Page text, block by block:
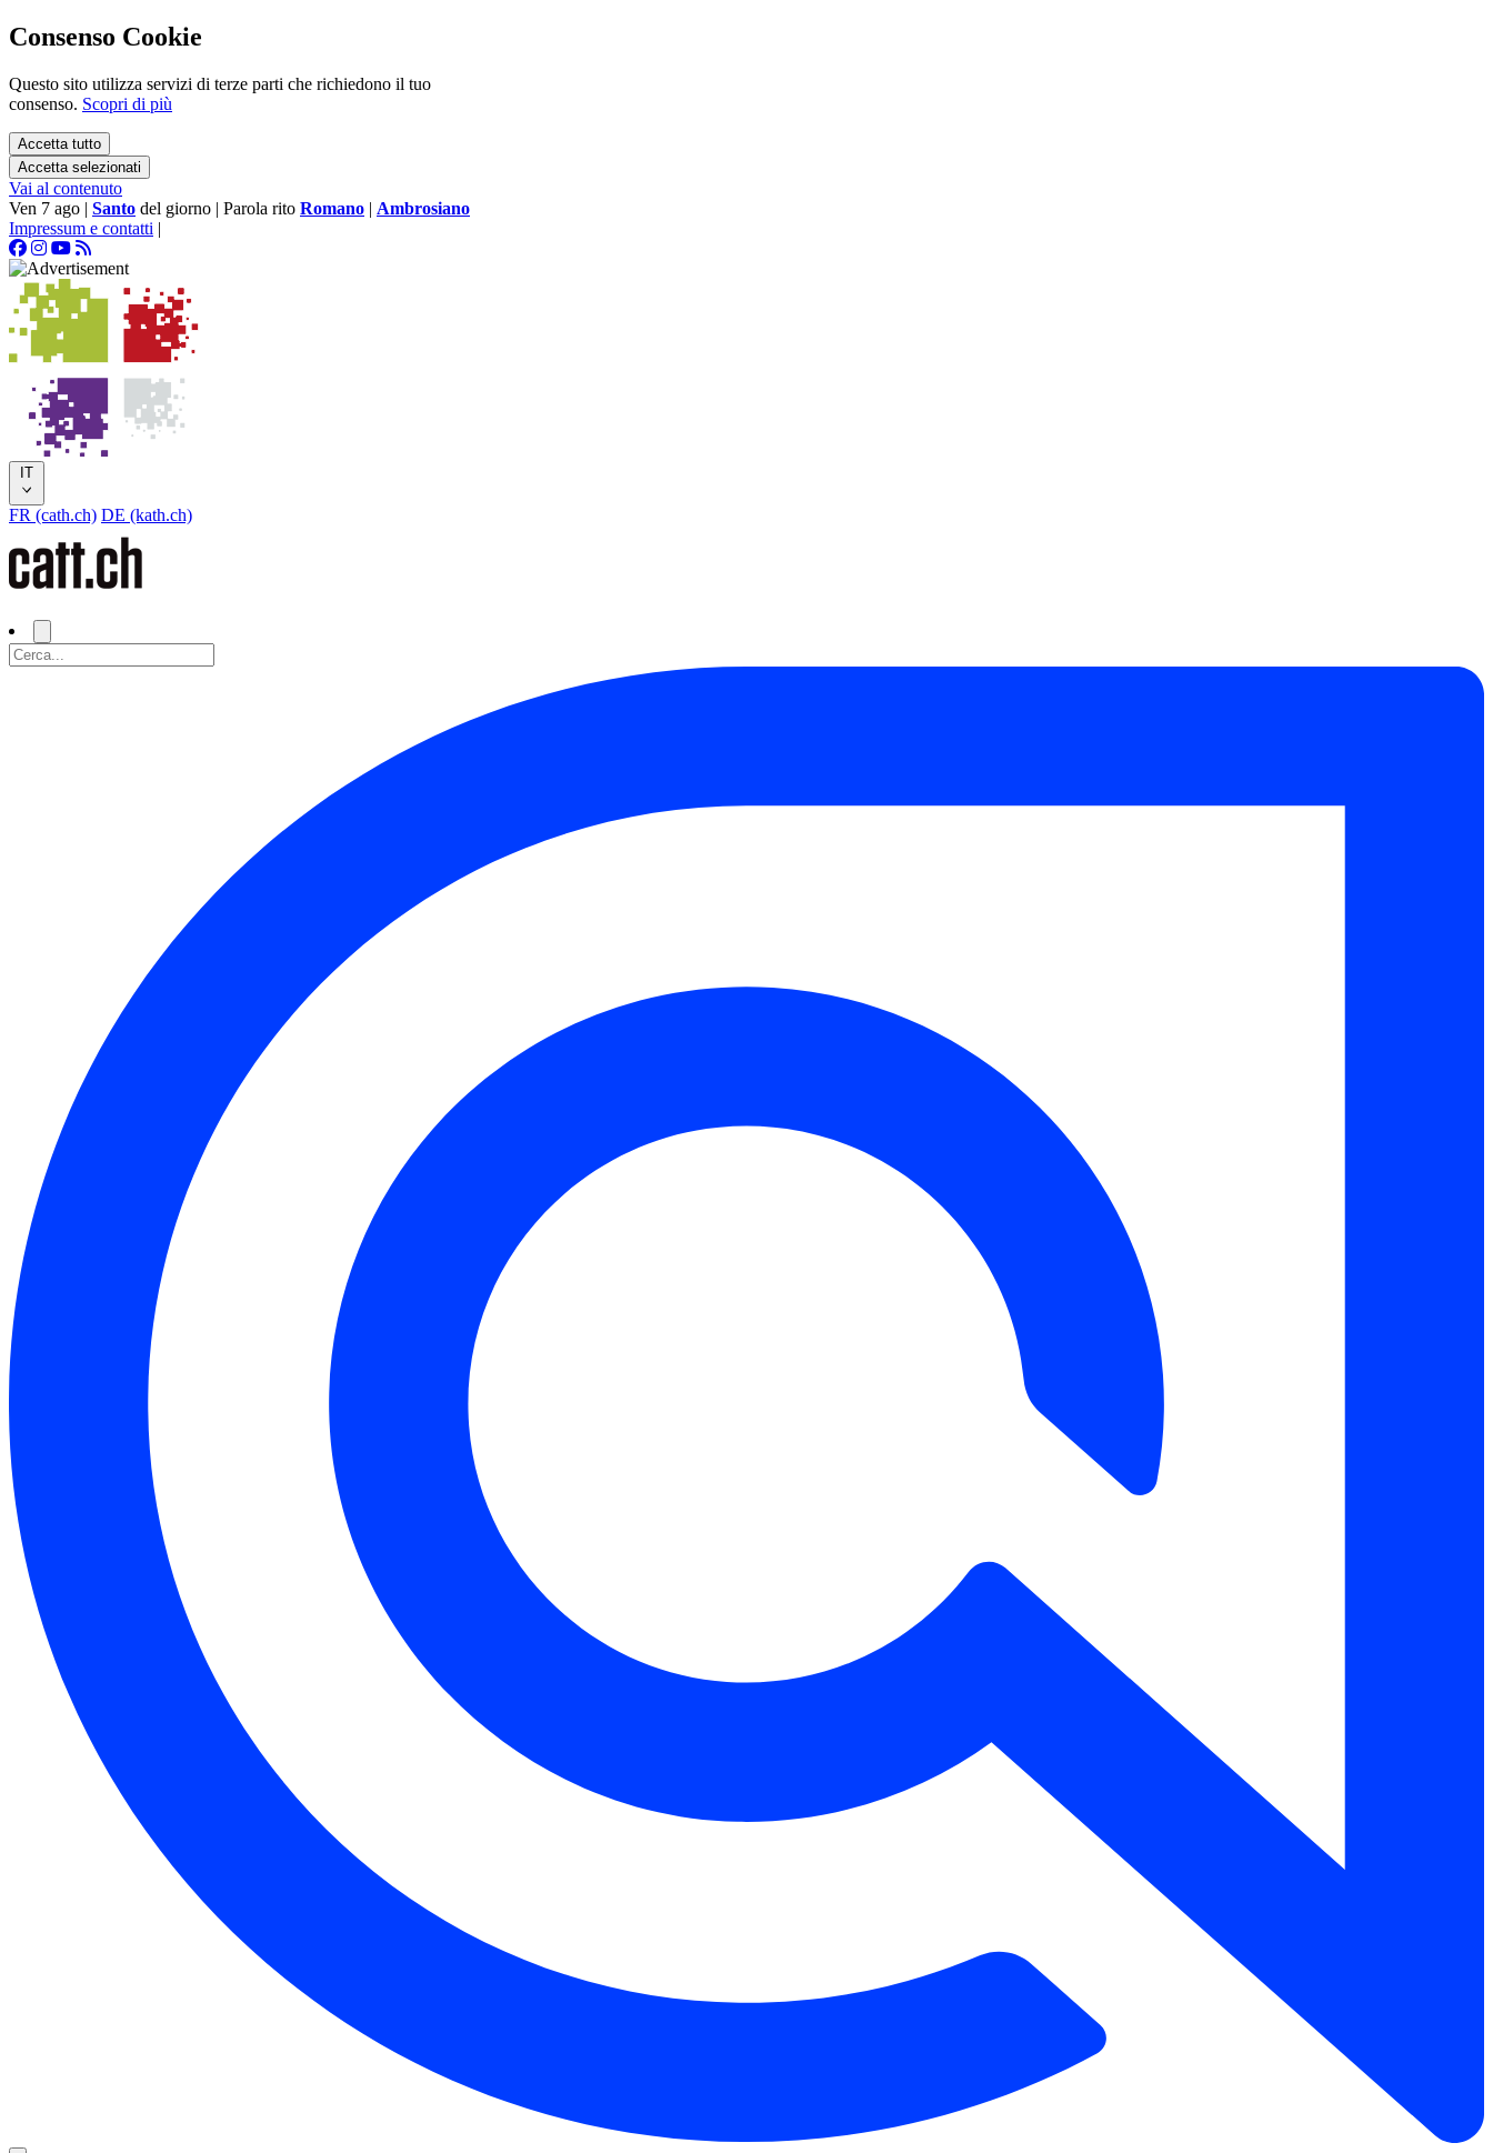
Consenso Cookie
Questo sito utilizza servizi di terze parti che richiedono il tuo
consenso. Scopri di più
Accetta tutto
Accetta selezionati
Vai al contenuto
Ven 7 ago | Santo del giorno | Parola rito Romano | Ambrosiano
Impressum e contatti |
IT
FR (cath.ch) DE (kath.ch)